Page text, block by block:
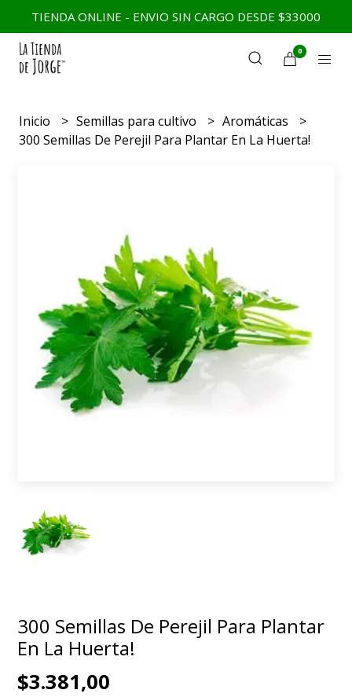
TIENDA ONLINE - ENVIO SIN CARGO DESDE $33000
0
Inicio Semillas para cultivo
Aromáticas
300 Semillas De Perejil Para Plantar En La Huerta!
300 Semillas De Perejil Para Plantar
En La Huerta!
$3.381,00